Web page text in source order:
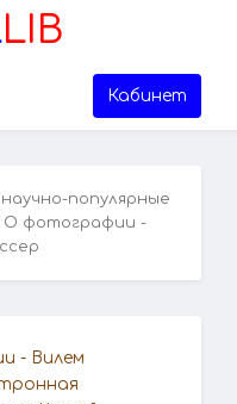
LIB
Кабинет
популярные
О фотографии -